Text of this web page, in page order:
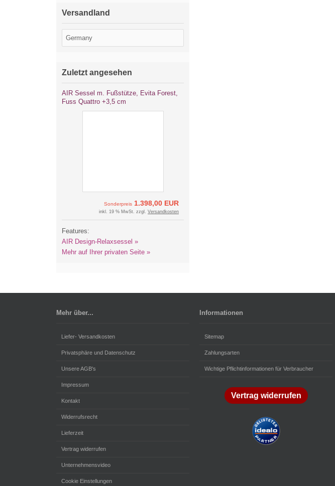
Versandland
Zuletzt angesehen
AIR Sessel m. Fußstütze, Evita Forest,
Fuss Quattro +3,5 cm
Sonderpreis 1.398,00 EUR
inkl. 19 % MwSt. zzgl. Versandkosten
Features:
AIR Design-Relaxsessel »
Mehr auf Ihrer privaten Seite »
Mehr über...
Liefer- Versandkosten
Privatsphäre und Datenschutz
Unsere AGB's
Impressum
Kontakt
Widerrufsrecht
Lieferzeit
Vertrag widerrufen
Unternehmensvideo
Cookie Einstellungen
Informationen
Sitemap
Zahlungsarten
Wichtige Pflichtinformationen für Verbraucher
Vertrag widerrufen